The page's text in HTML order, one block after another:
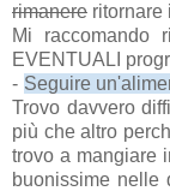
rimanere ritornare
Mi raccomando
EVENTUALI
- Seguire
Trovo davvero
più che altro
trovo a mangiare
buonissime nelle